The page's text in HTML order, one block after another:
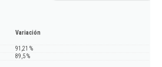
Variación
91,21 %
89,5 %